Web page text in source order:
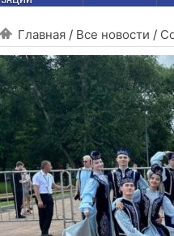
Главная / Все новости /